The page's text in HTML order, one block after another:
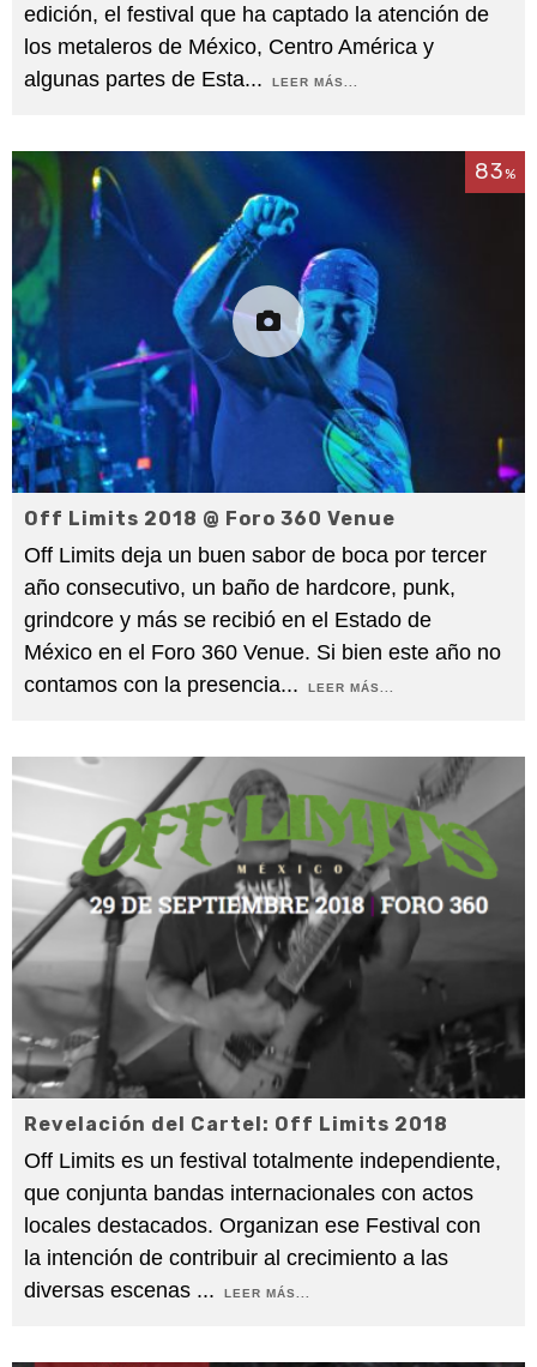
edición, el festival que ha captado la atención de
los metaleros de México, Centro América y
algunas partes de Esta... LEER MÁS...
83%
Off Limits 2018 @ Foro 360 Venue
Off Limits deja un buen sabor de boca por tercer
año consecutivo, un baño de hardcore, punk,
grindcore y más se recibió en el Estado de
México en el Foro 360 Venue. Si bien este año no
contamos con la presencia... LEER MÁS...
Revelación del Cartel: Off Limits 2018
Off Limits es un festival totalmente independiente,
que conjunta bandas internacionales con actos
locales destacados. Organizan ese Festival con
la intención de contribuir al crecimiento a las
diversas escenas ... LEER MÁS...